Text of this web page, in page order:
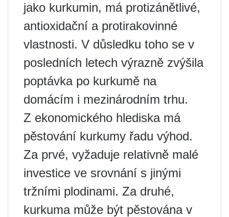
jako kurkumin, má protizánětlivé,
antioxidační a protirakovinné
vlastnosti. V důsledku toho se v
posledních letech výrazně zvýšila
poptávka po kurkumě na
domácím i mezinárodním trhu.
Z ekonomického hlediska má
pěstování kurkumy řadu výhod.
Za prvé, vyžaduje relativně malé
investice ve srovnání s jinými
tržními plodinami. Za druhé,
kurkuma může být pěstována v